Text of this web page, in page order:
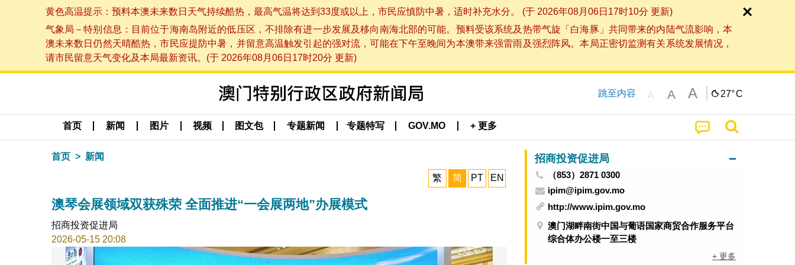
黄色高温提示：预料本澳未来数日天气持续酷热，最高气温将达到33度或以上，市民应慎防中暑，适时补充水分。 (于 2026年08月06日17时10分 更新)
气象局－特别信息：目前位于海南岛附近的低压区，不排除有进一步发展及移向南海北部的可能。预料受该系统及热带气旋「白海豚」共同带来的内陆气流影响，本
澳未来数日仍然天晴酷热，市民应提防中暑，并留意高温触发引起的强对流，可能在下午至晚间为本澳带来强雷雨及强烈阵风。本局正密切监测有关系统发展情况，
请市民留意天气变化及本局最新资讯。(于 2026年08月06日17时20分 更新)
跳至内容 A A A 27°C
首页 新闻 图片 视频 图文包 专题新闻 专题特写 GOV.MO + 更多
首页 新闻
繁 简 PT EN
澳琴会展领域双获殊荣 全面推进“一会展两地”办展模式
招商投资促进局
2026-05-15 20:08
招商投资促进局
（853）2871 0300
ipim@ipim.gov.mo
http://www.ipim.gov.mo
澳门湖畔南街中国与葡语国家商贸合作服务平台
综合体办公楼一至三楼
+ 更多